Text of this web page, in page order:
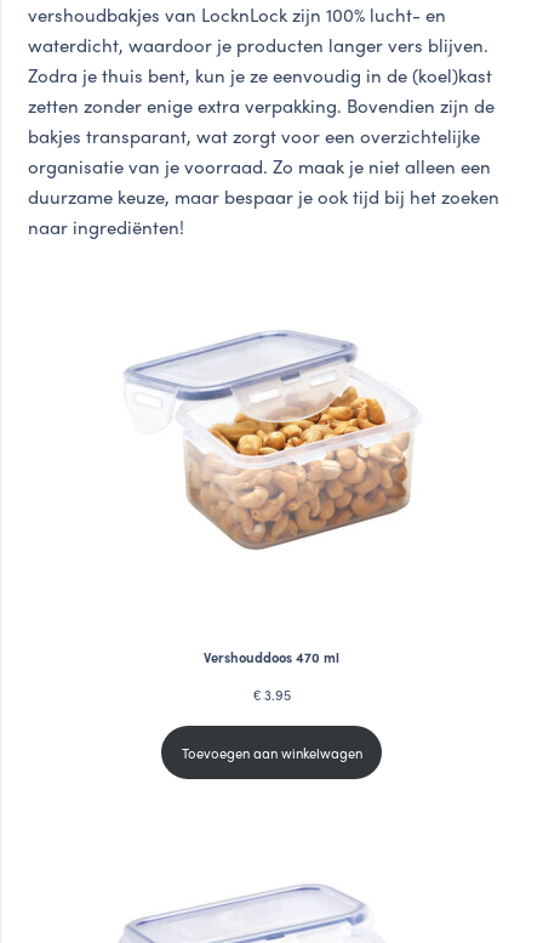
vershoudbakjes van LocknLockzijn 100% lucht- en
waterdicht, waardoor je producten langer vers blijven.
Zodra je thuis bent, kun je ze eenvoudig in de (koel)kast
zetten zonder enige extra verpakking. Bovendien zijn de
bakjes transparant, wat zorgt voor een overzichtelijke
organisatie van je voorraad. Zo maak je niet alleen een
duurzame keuze, maar bespaar je ook tijd bij het zoeken
naar ingrediënten!
Vershouddoos 470 ml
€ 3.95
Toevoegen aan winkelwagen